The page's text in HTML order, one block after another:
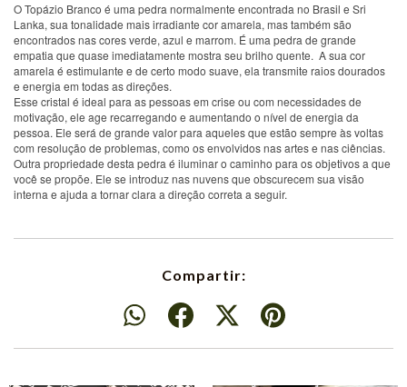
O Topázio Branco é uma pedra normalmente encontrada no Brasil e Sri
Lanka, sua tonalidade mais irradiante cor amarela, mas também são
encontrados nas cores verde, azul e marrom. É uma pedra de grande
empatia que quase imediatamente mostra seu brilho quente. A sua cor
amarela é estimulante e de certo modo suave, ela transmite raios dourados
e energia em todas as direções.
Esse cristal é ideal para as pessoas em crise ou com necessidades de
motivação, ele age recarregando e aumentando o nível de energia da
pessoa. Ele será de grande valor para aqueles que estão sempre às voltas
com resolução de problemas, como os envolvidos nas artes e nas ciências.
Outra propriedade desta pedra é iluminar o caminho para os objetivos a que
você se propõe. Ele se introduz nas nuvens que obscurecem sua visão
interna e ajuda a tornar clara a direção correta a seguir.
Compartir: